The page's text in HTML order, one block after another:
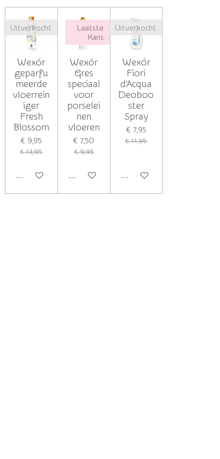
Uitverkocht
Wexór
geparfu
meerde
vloerrein
iger
Fresh
Blossom
€ 9,95
€ 13,95
Houd mij op de hoogte
Laatste
Kans
Wexór
Gres
speciaal
voor
porselei
nen
vloeren
€ 7,50
€ 9,95
In winkelwagen
Uitverkocht
Wexór
Fiori
d'Acqua
Deoboo
ster
Spray
€ 7,95
€ 11,95
Houd mij op de hoogte